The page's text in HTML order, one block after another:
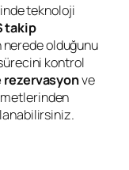
teknoloji
takip
nerede olduğunu
kontrol
ve